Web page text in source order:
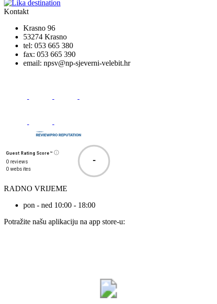
Kontakt
Krasno 96
53274 Krasno
tel: 053 665 380
fax: 053 665 390
email: npsv@np-sjeverni-velebit.hr
Guest Rating Score™
0 reviews
0 websites
-
RADNO VRIJEME
pon - ned 10:00 - 18:00
Potražite našu aplikaciju na app store-u: